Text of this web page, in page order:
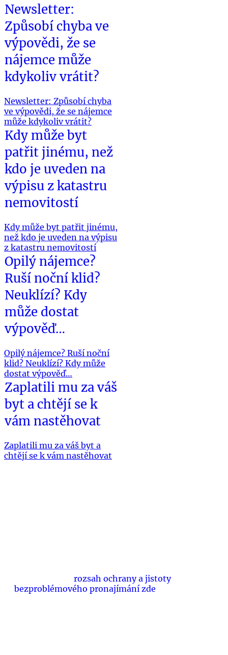
Newsletter:
Způsobí chyba ve
výpovědi, že se
nájemce může
kdykoliv vrátit?
Newsletter: Způsobí chyba
ve výpovědi, že se nájemce
může kdykoliv vrátit?
Kdy může byt
patřit jinému, než
kdo je uveden na
výpisu z katastru
nemovitostí
Kdy může byt patřit jinému,
než kdo je uveden na výpisu
z katastru nemovitostí
Opilý nájemce?
Ruší noční klid?
Neuklízí? Kdy
může dostat
výpověď…
Opilý nájemce? Ruší noční
klid? Neuklízí? Kdy může
dostat výpověď…
Zaplatili mu za váš
byt a chtějí se k
vám nastěhovat
Zaplatili mu za váš byt a
chtějí se k vám nastěhovat
rozsah ochrany a jistoty
bezproblémového pronajímání zde